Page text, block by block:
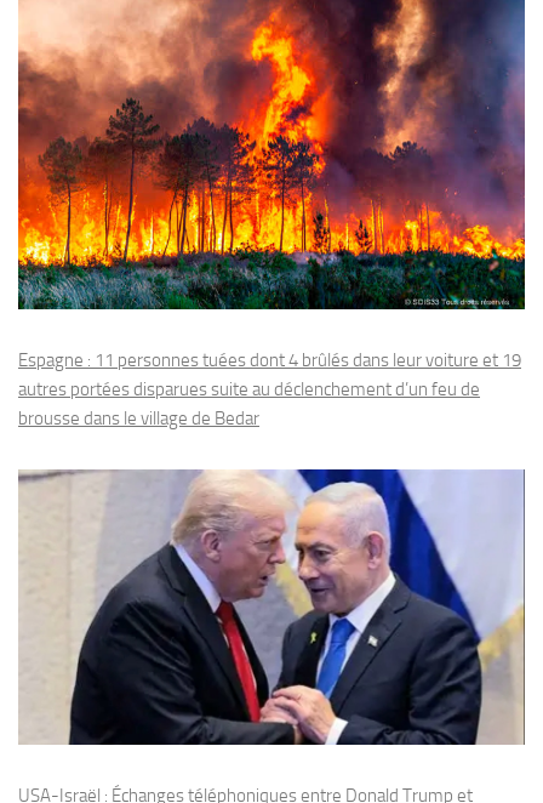
Espagne : 11 personnes tuées dont 4 brûlés dans leur voiture et 19
autres portées disparues suite au déclenchement d’un feu de
brousse dans le village de Bedar
USA-Israël : Échanges téléphoniques entre Donald Trump et